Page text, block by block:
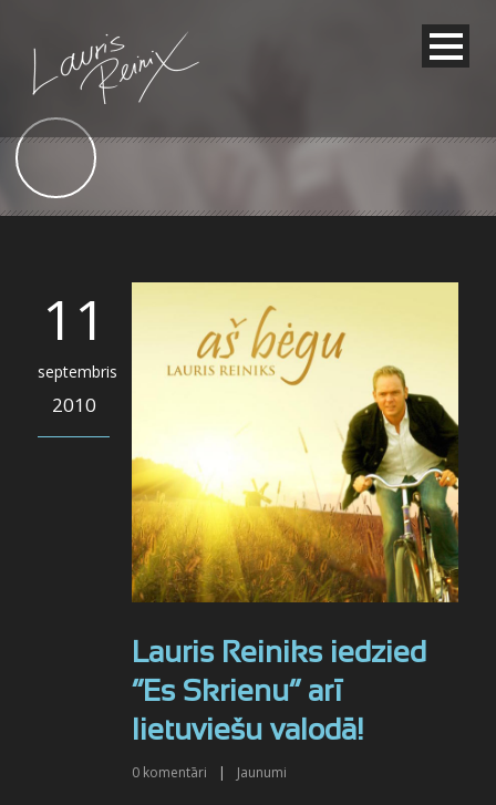
11
septembris
2010
Lauris Reiniks iedzied
“Es Skrienu” arī
lietuviešu valodā!
0 komentāri | Jaunumi